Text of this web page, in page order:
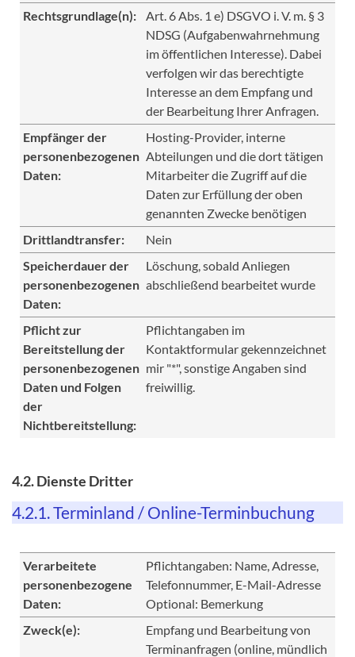
Rechtsgrundlage(n):
Art. 6 Abs. 1 e) DSGVO i. V. m. § 3
NDSG (Aufgabenwahrnehmung
im öffentlichen Interesse). Dabei
verfolgen wir das berechtigte
Interesse an dem Empfang und
der Bearbeitung Ihrer Anfragen.
Empfänger der
personenbezogenen
Daten:
Hosting-Provider, interne
Abteilungen und die dort tätigen
Mitarbeiter die Zugriff auf die
Daten zur Erfüllung der oben
genannten Zwecke benötigen
Drittlandtransfer:
Nein
Speicherdauer der
personenbezogenen
Daten:
Löschung, sobald Anliegen
abschließend bearbeitet wurde
Pflicht zur
Bereitstellung der
personenbezogenen
Daten und Folgen
der
Nichtbereitstellung:
Pflichtangaben im
Kontaktformular gekennzeichnet
mir "*", sonstige Angaben sind
freiwillig.
4.2. Dienste Dritter
4.2.1. Terminland / Online-Terminbuchung
Verarbeitete
personenbezogene
Daten:
Pflichtangaben: Name, Adresse,
Telefonnummer, E-Mail-Adresse
Optional: Bemerkung
Zweck(e):
Empfang und Bearbeitung von
Terminanfragen (online, mündlich